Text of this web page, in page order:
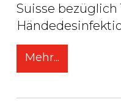
Suisse
Mehr...